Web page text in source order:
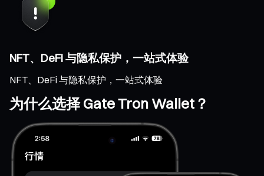
NFT、DeFi 与隐私保护，一站式体验
NFT、DeFi 与隐私保护，一站式体验
为什么选择 Gate Tron Wallet？